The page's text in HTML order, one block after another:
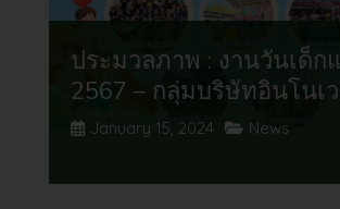
ประมวลภาพ : งานวันเด็ก
2567 – กลุ่มบริษัทอินโนเ
January 15, 2024 News